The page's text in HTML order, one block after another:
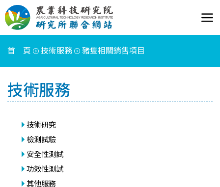
首 頁 技術服務 豬隻相關銷售項目
技術服務
技術研究
檢測試驗
安全性測試
功效性測試
其他服務